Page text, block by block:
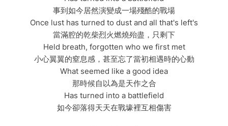
事到如今居然演變成一場殘酷的戰場
Once lust has turned to dust and all that's left's
當滿腔的乾柴烈火燃燒殆盡，只剩下
Held breath, forgotten who we first met
小心翼翼的窒息感，甚至忘了當初相遇時的心動
What seemed like a good idea
那時候自以為是天作之合
Has turned into a battlefield
如今卻落得天天在戰壕裡互相傷害